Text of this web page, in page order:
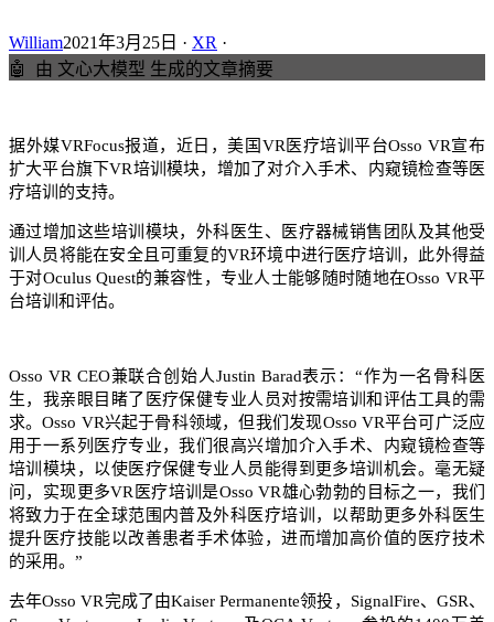
William2021年3月25日 · XR ·
🤖
由 文心大模型 生成的文章摘要
据外媒VRFocus报道，近日，美国VR医疗培训平台Osso VR宣布
扩大平台旗下VR培训模块，增加了对介入手术、内窥镜检查等医
疗培训的支持。
通过增加这些培训模块，外科医生、医疗器械销售团队及其他受
训人员将能在安全且可重复的VR环境中进行医疗培训，此外得益
于对Oculus Quest的兼容性，专业人士能够随时随地在Osso VR平
台培训和评估。
Osso VR CEO兼联合创始人Justin Barad表示：“作为一名骨科医
生，我亲眼目睹了医疗保健专业人员对按需培训和评估工具的需
求。Osso VR兴起于骨科领域，但我们发现Osso VR平台可广泛应
用于一系列医疗专业，我们很高兴增加介入手术、内窥镜检查等
培训模块，以使医疗保健专业人员能得到更多培训机会。毫无疑
问，实现更多VR医疗培训是Osso VR雄心勃勃的目标之一，我们
将致力于在全球范围内普及外科医疗培训，以帮助更多外科医生
提升医疗技能以改善患者手术体验，进而增加高价值的医疗技术
的采用。”
去年Osso VR完成了由Kaiser Permanente领投，SignalFire、GSR、